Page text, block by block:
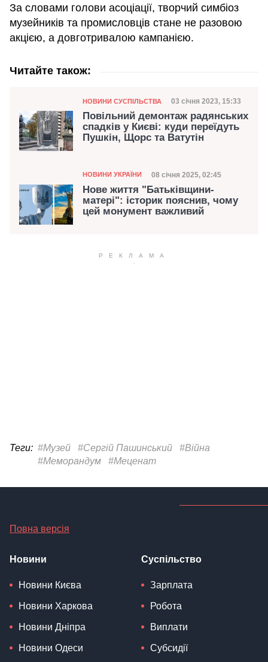
За словами голови асоціації, творчий симбіоз
музейників та промисловців стане не разовою
акцією, а довготривалою кампанією.
Читайте також:
Категорія
НОВИНИ СУСПІЛЬСТВА Дата публікації
03 січня 2023, 15:33
Повільний демонтаж радянських
спадків у Києві: куди переїдуть
Пушкін, Щорс та Ватутін
Категорія
НОВИНИ УКРАЇНИ Дата публікації
08 січня 2025, 02:45
Нове життя "Батьківщини-
матері": історик пояснив, чому
цей монумент важливий
Теги: #Музей #Сергій Пашинський
#Війна
#Меморандум
#Меценат
Повна версія
Новини
Новини Києва
Новини Харкова
Новини Дніпра
Новини Одеси
Суспільство
Зарплата
Робота
Виплати
Субсидії